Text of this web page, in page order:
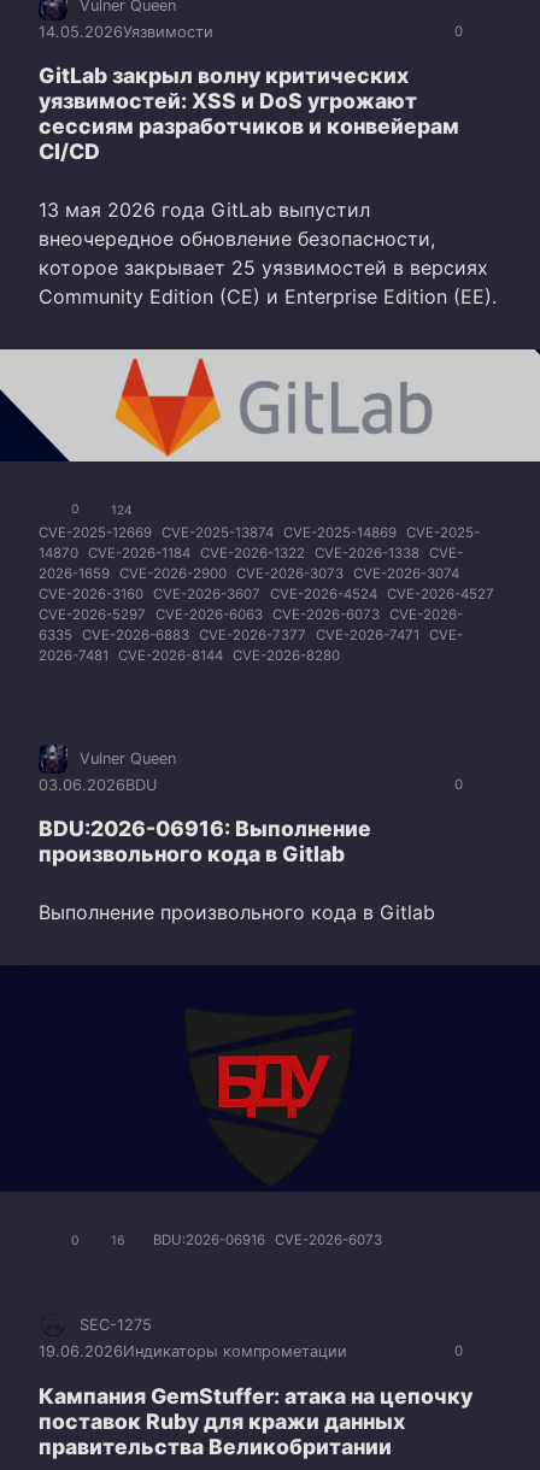
0
Vulner Queen
14.05.2026Уязвимости
GitLab закрыл волну критических
уязвимостей: XSS и DoS угрожают
сессиям разработчиков и конвейерам
CI/CD
13 мая 2026 года GitLab выпустил
внеочередное обновление безопасности,
которое закрывает 25 уязвимостей в версиях
Community Edition (CE) и Enterprise Edition (EE).
0 124
CVE-2025-12669 CVE-2025-13874 CVE-2025-14869 CVE-2025-
14870 CVE-2026-1184 CVE-2026-1322 CVE-2026-1338 CVE-
2026-1659 CVE-2026-2900 CVE-2026-3073 CVE-2026-3074
CVE-2026-3160 CVE-2026-3607 CVE-2026-4524 CVE-2026-4527
CVE-2026-5297
CVE-2026-6063 CVE-2026-6073 CVE-2026-
6335
CVE-2026-6883 CVE-2026-7377 CVE-2026-7471
CVE-
2026-7481
CVE-2026-8144 CVE-2026-8280
0
Vulner Queen
03.06.2026BDU
BDU:2026-06916: Выполнение
произвольного кода в Gitlab
Выполнение произвольного кода в Gitlab
0 16 BDU:2026-06916 CVE-2026-6073
0
SEC-1275
19.06.2026Индикаторы компрометации
Кампания GemStuffer: атака на цепочку
поставок Ruby для кражи данных
правительства Великобритании